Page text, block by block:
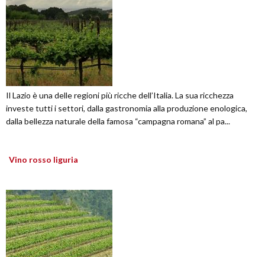
Il Lazio è una delle regioni più ricche dell’Italia. La sua ricchezza
investe tutti i settori, dalla gastronomia alla produzione enologica,
dalla bellezza naturale della famosa “campagna romana” al pa...
Vino rosso liguria